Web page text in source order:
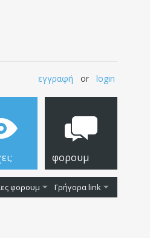
εγγραφή or login
φορουμ
φορουμ Γρήγορα link